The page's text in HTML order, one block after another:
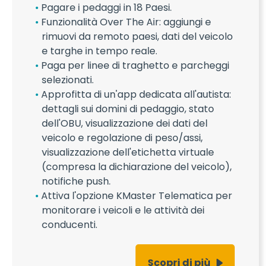
Pagare i pedaggi in 18 Paesi.
Funzionalità Over The Air: aggiungi e
rimuovi da remoto paesi, dati del veicolo
e targhe in tempo reale.
Paga per linee di traghetto e parcheggi
selezionati.
Approfitta di un'app dedicata all'autista:
dettagli sui domini di pedaggio, stato
dell'OBU, visualizzazione dei dati del
veicolo e regolazione di peso/assi,
visualizzazione dell'etichetta virtuale
(compresa la dichiarazione del veicolo),
notifiche push.
Attiva l'opzione KMaster Telematica per
monitorare i veicoli e le attività dei
conducenti.
Scopri di più